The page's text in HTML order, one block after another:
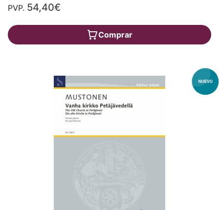
PVP. 54,40€
Comprar